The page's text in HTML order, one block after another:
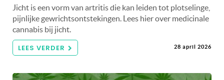
Jicht is een vorm van artritis die kan leiden tot plotselinge,
pijnlijke gewrichtsontstekingen. Lees hier over medicinale
cannabis bij jicht.
LEES VERDER 28 april 2026